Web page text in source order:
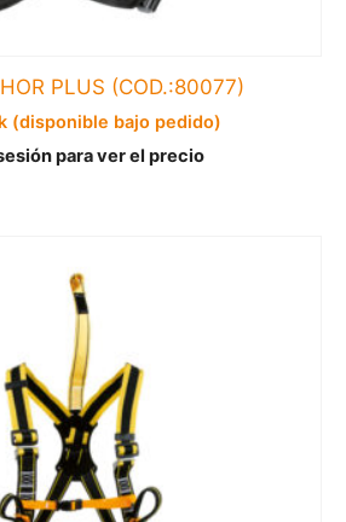
PLUS (COD.:80077)
(disponible bajo pedido)
para ver el precio